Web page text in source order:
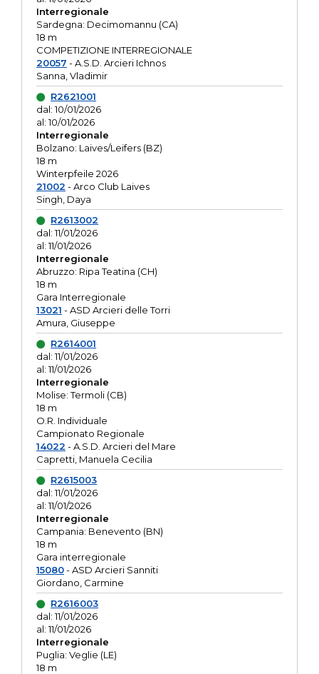
Interregionale
Sardegna: Decimomannu (CA)
18 m
COMPETIZIONE INTERREGIONALE
20057 - A.S.D. Arcieri Ichnos
Sanna, Vladimir
R2621001
dal: 10/01/2026
al: 10/01/2026
Interregionale
Bolzano: Laives/Leifers (BZ)
18 m
Winterpfeile 2026
21002 - Arco Club Laives
Singh, Daya
R2613002
dal: 11/01/2026
al: 11/01/2026
Interregionale
Abruzzo: Ripa Teatina (CH)
18 m
Gara Interregionale
13021 - ASD Arcieri delle Torri
Amura, Giuseppe
R2614001
dal: 11/01/2026
al: 11/01/2026
Interregionale
Molise: Termoli (CB)
18 m
O.R. Individuale
Campionato Regionale
14022 - A.S.D. Arcieri del Mare
Capretti, Manuela Cecilia
R2615003
dal: 11/01/2026
al: 11/01/2026
Interregionale
Campania: Benevento (BN)
18 m
Gara interregionale
15080- ASD Arcieri Sanniti
Giordano, Carmine
R2616003
dal: 11/01/2026
al: 11/01/2026
Interregionale
Puglia: Veglie (LE)
18 m